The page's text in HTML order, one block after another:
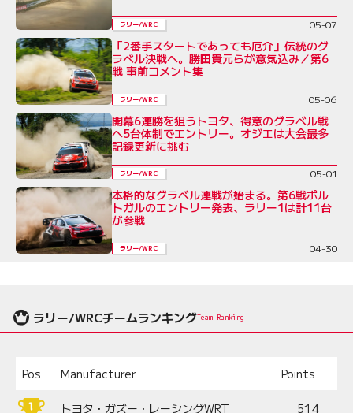
ラリー/WRC 05-07
「2番手スタートであっても厄介」伝統のグ
ラベル決戦へ。勝田貴元らが意気込み／第6
戦 事前コメント集
ラリー/WRC 05-06
開幕6連勝を狙うトヨタ、得意のグラベル戦
へ5台体制でエントリー。オジエは大会最多
記録更新に挑む
ラリー/WRC 05-01
本格的なグラベル連戦が始まる。第6戦ポル
トガルのエントリー発表、ラリー1は計11台
が参戦
ラリー/WRC 04-30
ラリー/WRCチームランキングTeam Ranking
Pos Manufacturer Points
トヨタ・ガズー・レーシングWRT 514